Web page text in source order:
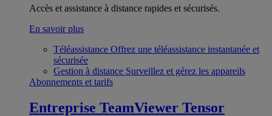
Accès et assistance à distance rapides et sécurisés.
En savoir plus
Téléassistance Offrez une téléassistance instantanée et
sécurisée
Gestion à distance Surveillez et gérez les appareils
Abonnements et tarifs
Entreprise TeamViewer Tensor